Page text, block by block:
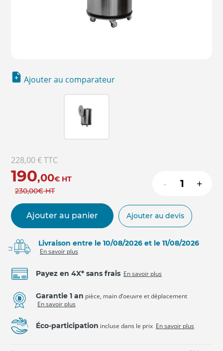
Ajouter au comparateur
228,00 €TTC
190,00€ HT
230,00€ HT
- +
Ajouter au panier Ajouter au devis
Livraison entre le 10/08/2026 et le 11/08/2026
En savoir plus
Payez en 4X* sans frais En savoir plus
Garantie 1 an pièce, main d’oeuvre et déplacement
En savoir plus
Éco-participation incluse dans le prix En savoir plus